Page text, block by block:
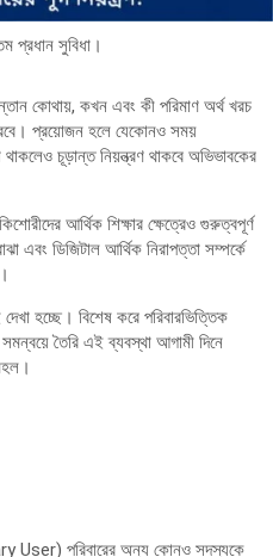
প্রধান সুবিধা।
কোথায়, কখন এবং কী পরিমাণ অর্থ খরচ
করবে। প্রয়োজন হলে যেকোনও সময়
চূড়ান্ত নিয়ন্ত্রণ থাকবে অভিভাবকের
আর্থিক শিক্ষার ক্ষেত্রেও গুরুত্বপূর্ণ
এবং ডিজিটাল আর্থিক নিরাপত্তা সম্পর্কে
হচ্ছে। বিশেষ করে পরিবারভিত্তিক
তৈরি এই ব্যবস্থা আগামী দিনে
User) পরিবারের অন্য কোনও সদস্যকে